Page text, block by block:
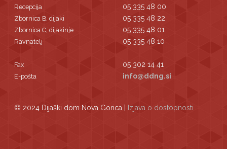
Recepcija 05 335 48 00
Zbornica B, dijaki 05 335 48 22
Zbornica C, dijakinje 05 335 48 01
Ravnatelj 05 335 48 10
Fax 05 302 14 41
E-pošta info@ddng.si
© 2024 Dijaški dom Nova Gorica | Izjava o dostopnosti